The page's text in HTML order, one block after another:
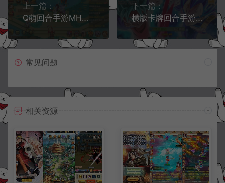
上一篇：
Q萌回合手游MH诛仙【火影斗罗海贼四合一13职业】10月最新整理Linux手工服务端+本地IP验证+物品表+GM后台+安卓苹果双端+详细搭建教程+视频教程
下一篇：
横版卡牌回合手游【七龙珠传奇】10月最新整理Win一键服务端+GM后台+安卓+详细搭建教程
常见问题
相关资源